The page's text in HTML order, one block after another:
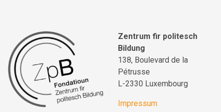
Zentrum fir politesch
Bildung
138, Boulevard de la
Pétrusse
L-2330 Luxembourg
Impressum